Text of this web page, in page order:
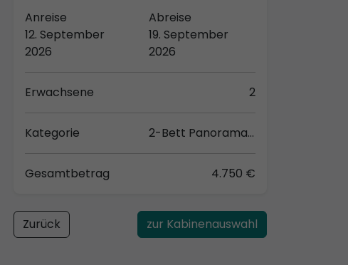
Anreise
12. September
2026
Abreise
19. September
2026
Erwachsene 2
Kategorie 2-Bett Panorama (VP)
Gesamtbetrag 4.750 €
Zurück zur Kabinenauswahl